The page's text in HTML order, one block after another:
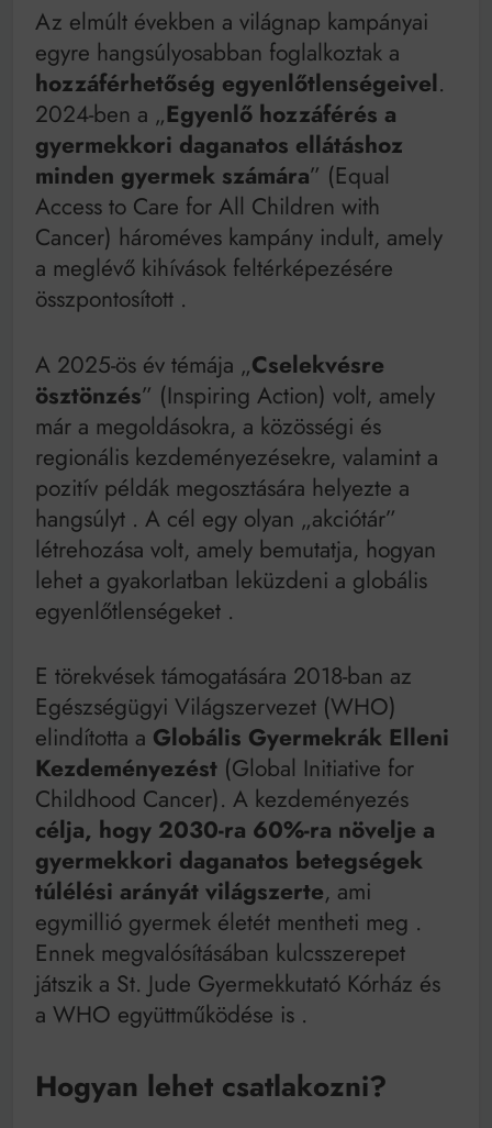
Az elmúlt években a világnap kampányai
egyre hangsúlyosabban foglalkoztak a
hozzáférhetőség egyenlőtlenségeivel.
2024-ben a „Egyenlő hozzáférés a
gyermekkori daganatos ellátáshoz
minden gyermek számára” (Equal
Access to Care for All Children with
Cancer) hároméves kampány indult, amely
a meglévő kihívások feltérképezésére
összpontosított .
A 2025-ös év témája „Cselekvésre
ösztönzés” (Inspiring Action) volt, amely
már a megoldásokra, a közösségi és
regionális kezdeményezésekre, valamint a
pozitív példák megosztására helyezte a
hangsúlyt . A cél egy olyan „akciótár”
létrehozása volt, amely bemutatja, hogyan
lehet a gyakorlatban leküzdeni a globális
egyenlőtlenségeket .
E törekvések támogatására 2018-ban az
Egészségügyi Világszervezet (WHO)
elindította a Globális Gyermekrák Elleni
Kezdeményezést (Global Initiative for
Childhood Cancer). A kezdeményezés
célja, hogy 2030-ra 60%-ra növelje a
gyermekkori daganatos betegségek
túlélési arányát világszerte, ami
egymillió gyermek életét mentheti meg .
Ennek megvalósításában kulcsszerepet
játszik a St. Jude Gyermekkutató Kórház és
a WHO együttműködése is .
Hogyan lehet csatlakozni?